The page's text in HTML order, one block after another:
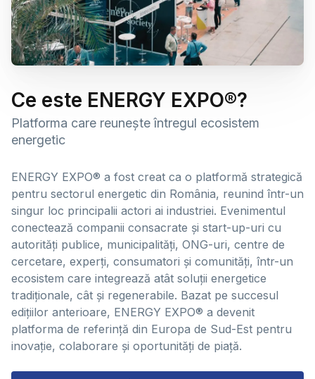
Ce este ENERGY EXPO®?
Platforma care reunește întregul ecosistem
energetic
ENERGY EXPO® a fost creat ca o platformă strategică
pentru sectorul energetic din România, reunind într-un
singur loc principalii actori ai industriei. Evenimentul
conectează companii consacrate și start-up-uri cu
autorități publice, municipalități, ONG-uri, centre de
cercetare, experți, consumatori și comunități, într-un
ecosistem care integrează atât soluții energetice
tradiționale, cât și regenerabile. Bazat pe succesul
edițiilor anterioare, ENERGY EXPO® a devenit
platforma de referință din Europa de Sud-Est pentru
inovație, colaborare și oportunități de piață.